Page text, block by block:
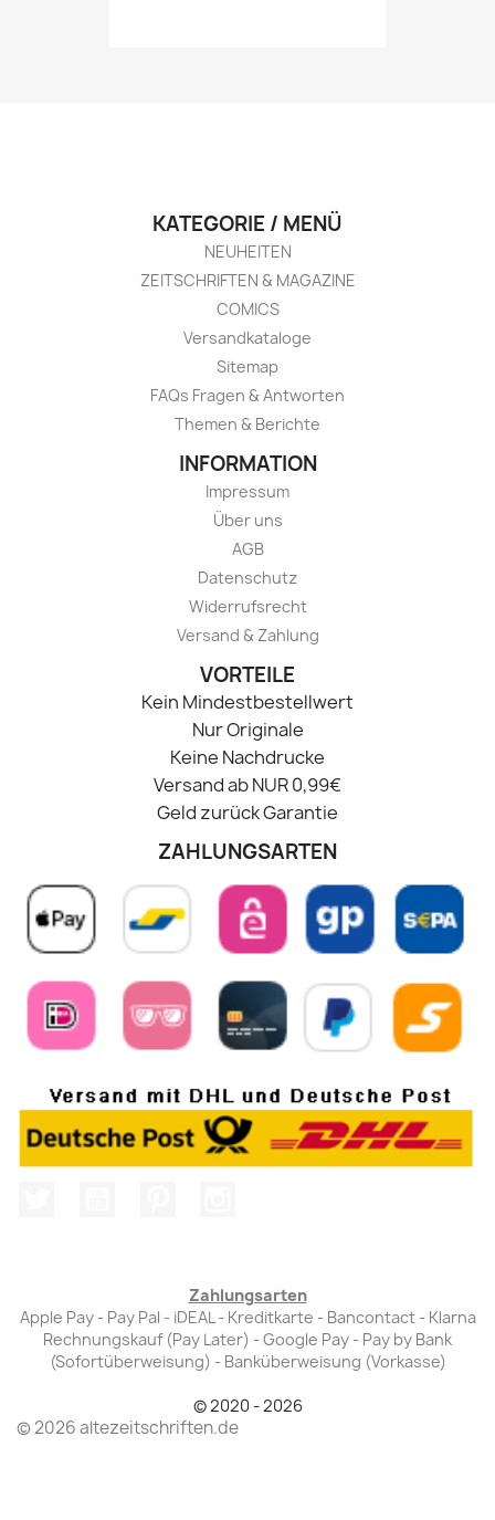
KATEGORIE / MENÜ
NEUHEITEN
ZEITSCHRIFTEN & MAGAZINE
COMICS
Versandkataloge
Sitemap
FAQs Fragen & Antworten
Themen & Berichte
INFORMATION
Impressum
Über uns
AGB
Datenschutz
Widerrufsrecht
Versand & Zahlung
VORTEILE
Kein Mindestbestellwert
Nur Originale
Keine Nachdrucke
Versand ab NUR 0,99€
Geld zurück Garantie
ZAHLUNGSARTEN
Zahlungsarten
Apple Pay - Pay Pal - iDEAL - Kreditkarte - Bancontact - Klarna
Rechnungskauf (Pay Later) - Google Pay - Pay by Bank
(Sofortüberweisung) - Banküberweisung (Vorkasse)
© 2020 - 2026
© 2026 altezeitschriften.de